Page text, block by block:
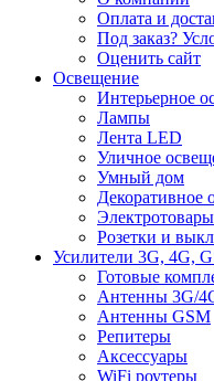
Оплата и
Под заказ?
Оценить сайт
Освещение
Интерьерное
Лампы
Лента LED
Уличное
Умный дом
Декоративное
Электротовары
Розетки и
Усилители 3G, 4G,
Готовые
Антенны 3G/
Антенны GSM
Репитеры
Аксессуары
WiFi роутеры